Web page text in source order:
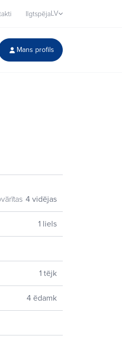
IlgtspējaLV
Mans profils
4 vidējas
1 liels
1 tējk
4 ēdamk